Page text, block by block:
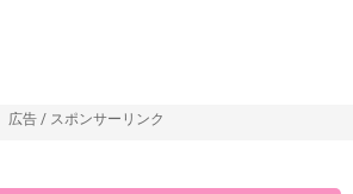
広告 / スポンサーリンク